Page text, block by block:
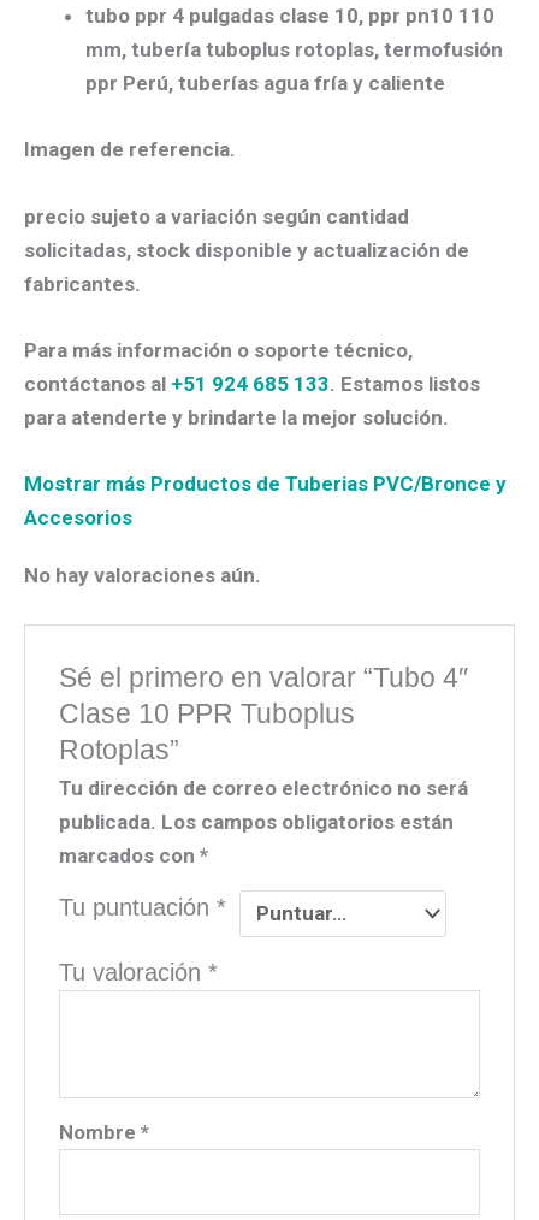
tubo ppr 4 pulgadas clase 10, ppr pn10 110
mm, tubería tuboplus rotoplas, termofusión
ppr Perú, tuberías agua fría y caliente
Imagen de referencia.
precio sujeto a variación según cantidad
solicitadas, stock disponible y actualización de
fabricantes.
Para más información o soporte técnico,
contáctanos al +51 924 685 133. Estamos listos
para atenderte y brindarte la mejor solución.
Mostrar más Productos de Tuberias PVC/Bronce y
Accesorios
No hay valoraciones aún.
Sé el primero en valorar “Tubo 4″
Clase 10 PPR Tuboplus
Rotoplas”
Tu dirección de correo electrónico no será
publicada. Los campos obligatorios están
marcados con*
Tu puntuación*
Tu valoración*
Nombre*